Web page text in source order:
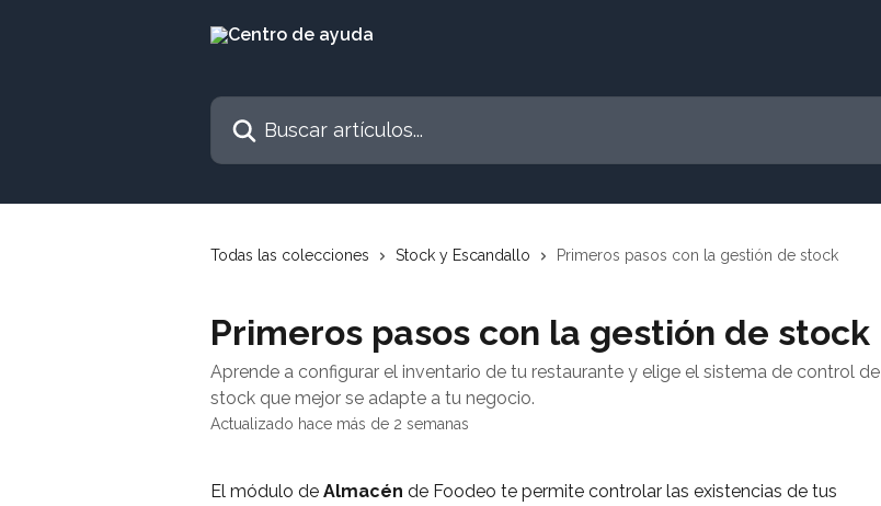
Buscar artículos...
Todas las colecciones Stock y Escandallo Primeros pasos con la gestión de stock
Primeros pasos con la gestión de stock
Aprende a configurar el inventario de tu restaurante y elige el sistema de control de
stock que mejor se adapte a tu negocio.
Actualizado hace más de 2 semanas
El módulo de Almacén de Foodeo te permite controlar las existencias de tus